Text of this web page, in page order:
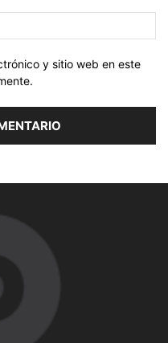
y sitio web en este